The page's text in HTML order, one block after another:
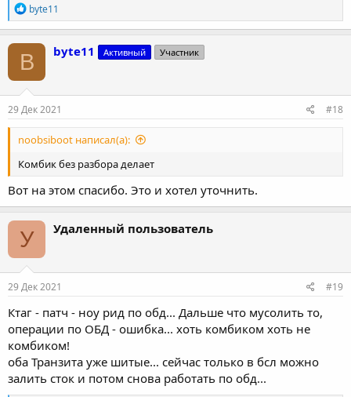
Р
е
а
к
ц
и
и
:
byte11
B byte11 Активный Участник
29 Дек 2021 #18
noobsiboot написал(а):
Комбик без разбора делает
Вот на этом спасибо. Это и хотел уточнить.
У Удаленный пользователь
29 Дек 2021 #19
Ктаг - патч - ноу рид по обд... Дальше что мусолить то,
операции по ОБД - ошибка... хоть комбиком хоть не
комбиком!
оба Транзита уже шитые... сейчас только в бсл можно
залить сток и потом снова работать по обд...